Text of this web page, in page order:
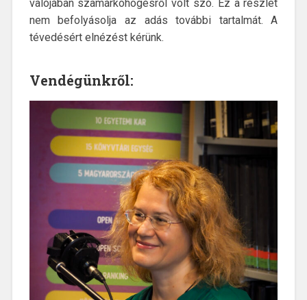
valójában szamárköhögésről volt szó. Ez a részlet
nem befolyásolja az adás további tartalmát. A
tévedésért elnézést kérünk.
Vendégünkről: